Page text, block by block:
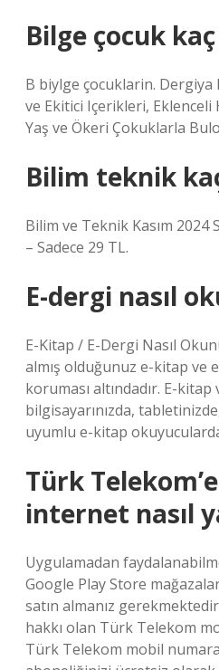
Bilge çocuk
B biylge çocuklarin. Dergiya
ve Ekitici Içerikleri,
Yaş ve Ökeri Çokuklarla
Bilim teknik
Bilim ve Teknik Kasım 2024
– Sadece 29 TL.
E-dergi nasıl
E-Kitap / E-Dergi Nasıl
almış olduğunuz e-kitap ve
koruması altındadır. E-
bilgisayarınızda,
uyumlu e-kitap
Türk
internet nasıl
Uygulamadan
Google Play Store
satın almanız
hakkı olan Türk Telekom
Türk Telekom mobil